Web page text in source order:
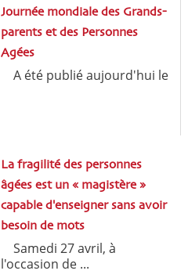
Journée mondiale des Grands-
parents et des Personnes
Agées
A été publié aujourd'hui le
La fragilité des personnes
âgées est un « magistère »
capable d'enseigner sans avoir
besoin de mots
Samedi 27 avril, à
l'occasion de ...